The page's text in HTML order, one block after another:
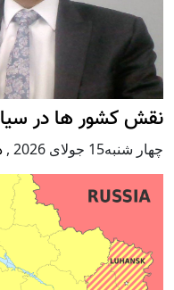
نقش کشور ها در
چهار شنبه15 جولای 2026 ,